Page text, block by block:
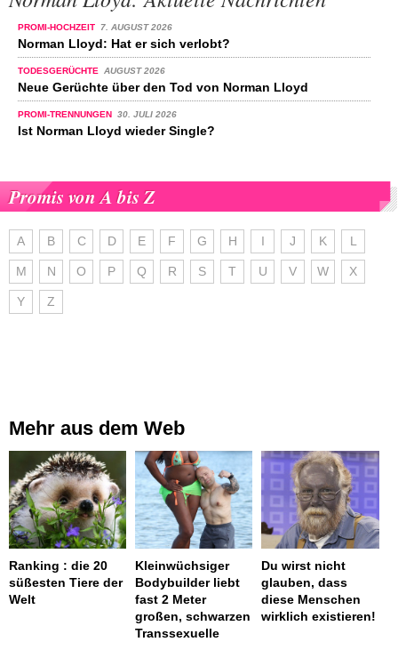
PROMI-HOCHZEIT 7. AUGUST 2026
Norman Lloyd: Hat er sich verlobt?
TODESGERÜCHTE AUGUST 2026
Neue Gerüchte über den Tod von Norman Lloyd
PROMI-TRENNUNGEN 30. JULI 2026
Ist Norman Lloyd wieder Single?
Promis von A bis Z
A B C D E F G H I J K L
M N O P Q R S T U V W X
Y Z
Mehr aus dem Web
Ranking : die 20
süßesten Tiere der
Welt
Kleinwüchsiger
Bodybuilder liebt
fast 2 Meter
großen, schwarzen
Transsexuelle
Du wirst nicht
glauben, dass
diese Menschen
wirklich existieren!